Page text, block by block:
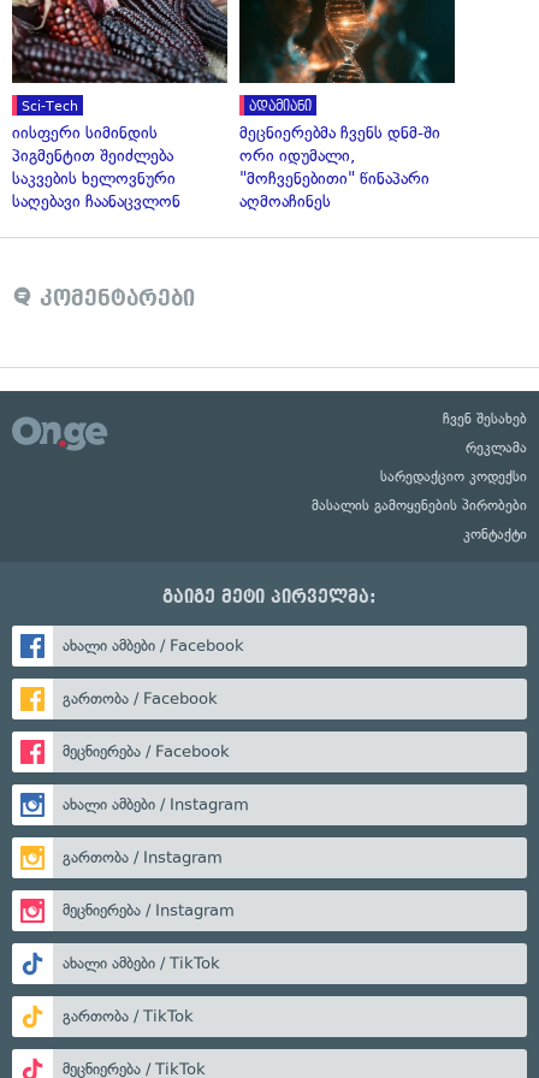
Sci-Tech
იისფერი სიმინდის
პიგმენტით შეიძლება
საკვების ხელოვნური
საღებავი ჩაანაცვლონ
ადამიანი
მეცნიერებმა ჩვენს დნმ-ში
ორი იდუმალი,
"მოჩვენებითი" წინაპარი
აღმოაჩინეს
კომენტარები
ჩვენ შესახებ
რეკლამა
სარედაქციო კოდექსი
მასალის გამოყენების პირობები
კონტაქტი
გაიგე მეტი პირველმა:
ახალი ამბები / Facebook
გართობა / Facebook
მეცნიერება / Facebook
ახალი ამბები / Instagram
გართობა / Instagram
მეცნიერება / Instagram
ახალი ამბები / TikTok
გართობა / TikTok
მეცნიერება / TikTok